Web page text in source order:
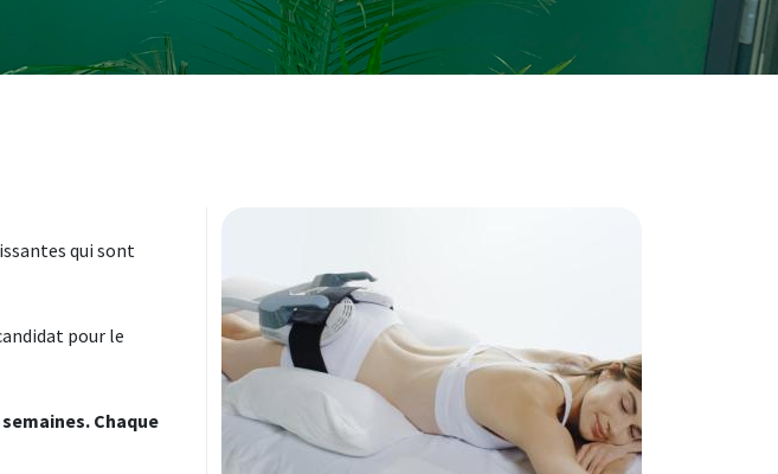
qui sont
pour le
Chaque